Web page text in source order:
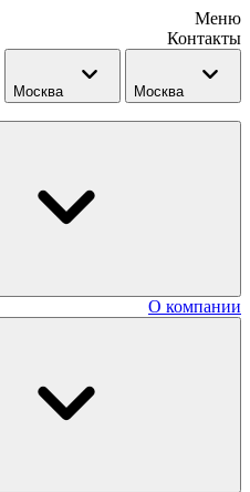
Меню
Контакты
Москва Москва
О компании